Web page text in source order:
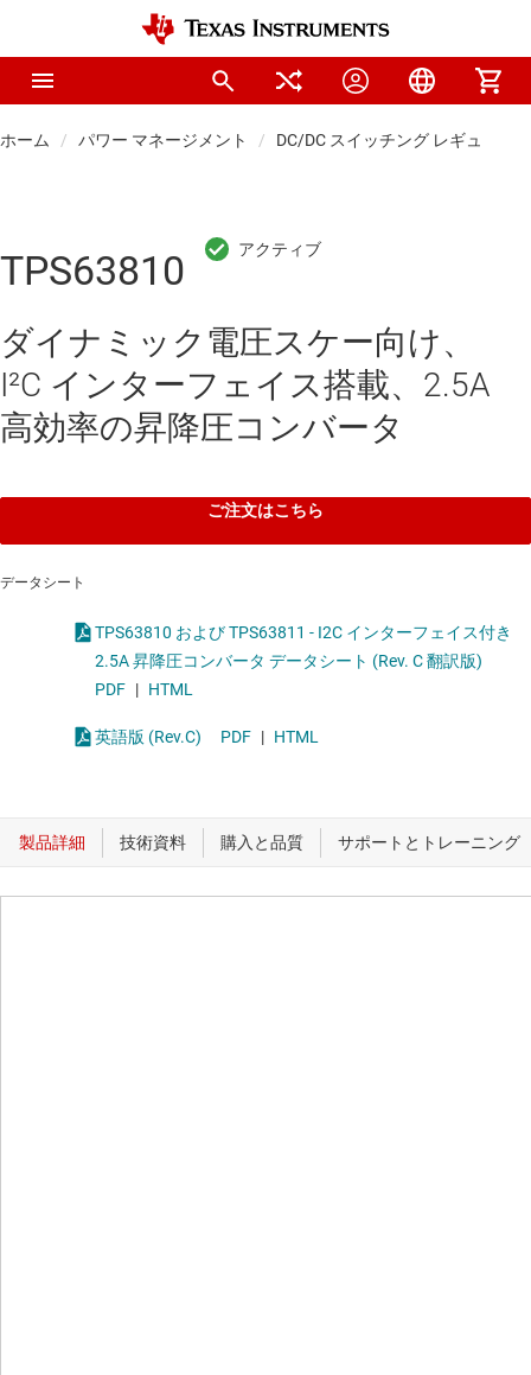
ホーム パワー マネージメント DC/DC スイッチング レギュレータ
TPS63810
ダイナミック電圧スケー向け、
I²C インターフェイス搭載、2.5A
高効率の昇降圧コンバータ
ご注文はこちら
データシート
TPS63810 および TPS63811 - I2C インターフェイス付き
2.5A 昇降圧コンバータ データシート (Rev. C 翻訳版)
PDF | HTML
英語版 (Rev.C) PDF | HTML